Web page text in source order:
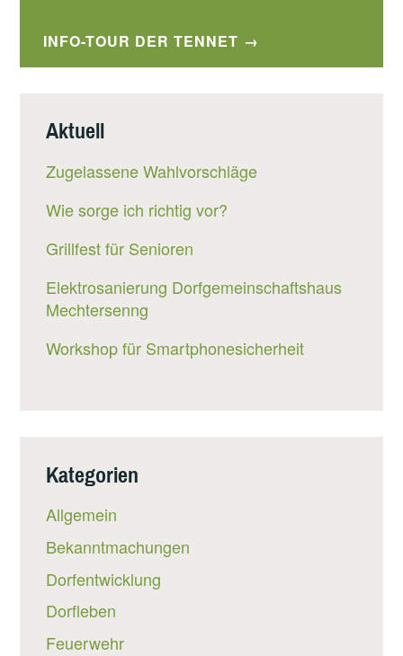
INFO-TOUR DER TENNET
Aktuell
Zugelassene Wahlvorschläge
Wie sorge ich richtig vor?
Grillfest für Senioren
Elektrosanierung Dorfgemeinschaftshaus
Mechtersenng
Workshop für Smartphonesicherheit
Kategorien
Allgemein
Bekanntmachungen
Dorfentwicklung
Dorfleben
Feuerwehr